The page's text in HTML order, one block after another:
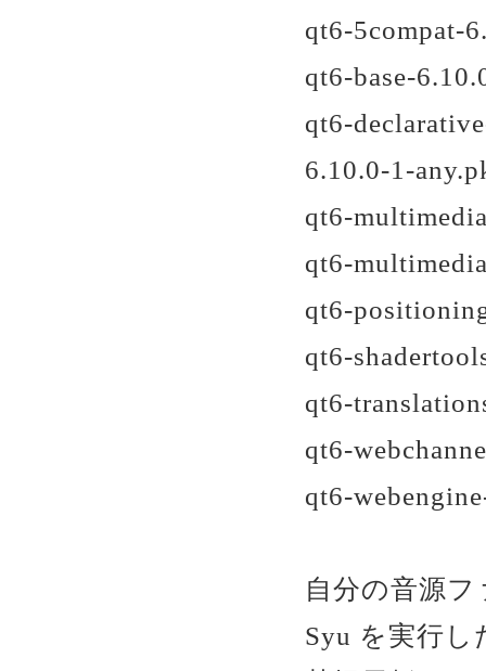
qt6-5compat-
qt6-base-
qt6-
6.10.0-1-
qt6-
qt6-
qt6-
qt6-
qt6-
qt6-
qt6-
自分の音源
Syu を実行